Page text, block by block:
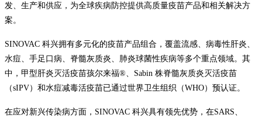
发、生产和供应，为全球疾病防控提供高质量疫苗产品和相关解决方
案。
SINOVAC 科兴拥有多元化的疫苗产品组合，覆盖流感、病毒性肝炎、
水痘、手足口病、脊髓灰质炎、肺炎球菌性疾病等多个重点领域。其
中，甲型肝炎灭活疫苗孩尔来福®、Sabin 株脊髓灰质炎灭活疫苗
（sIPV）和水痘减毒活疫苗已通过世界卫生组织（WHO）预认证。
在应对新兴传染病方面，SINOVAC 科兴具有领先优势，在SARS、